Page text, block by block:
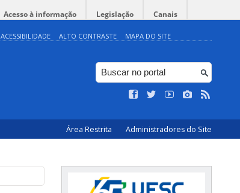
Acesso à informação Legislação Canais
ACESSIBILIDADE ALTO CONTRASTE MAPA DO SITE
Área Restrita Administradores do Site